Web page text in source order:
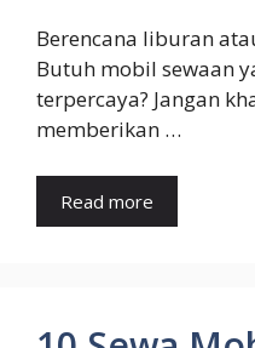
Berencana liburan
Butuh mobil sewaan
terpercaya? Jangan
memberikan …
Read more